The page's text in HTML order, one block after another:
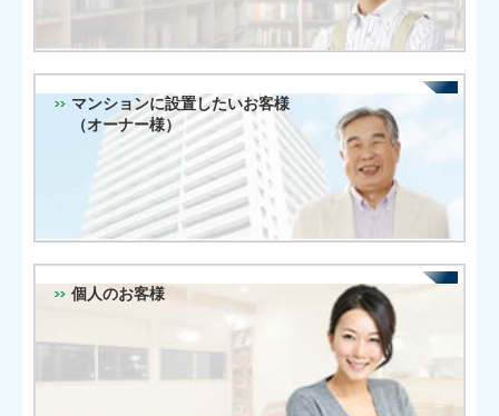
マンションに設置したいお客様
（オーナー様）
個人のお客様